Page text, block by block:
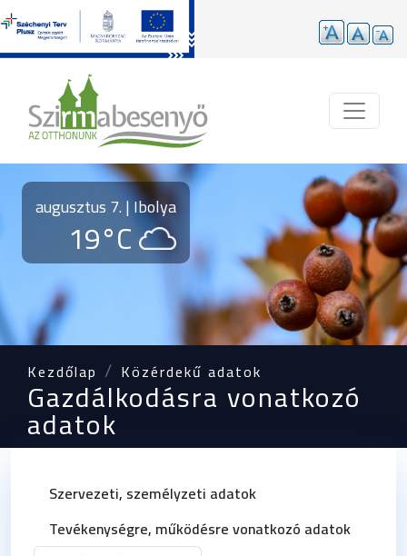
augusztus 7. | Ibolya
19°C
Kezdőlap Közérdekű adatok
Gazdálkodásra vonatkozó
adatok
Szervezeti, személyzeti adatok
Tevékenységre, működésre vonatkozó adatok